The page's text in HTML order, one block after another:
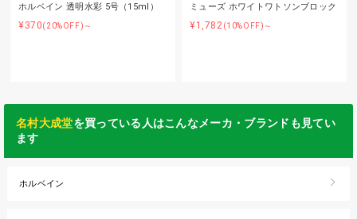
ホルベイン 透明水彩 5号（15ml）
¥370(20%OFF)～
ミューズ ホワイトワトソンブロック
¥1,782 (10%OFF)～
名村大成堂を買っている人はこんなメーカ・ブランドも見てい
ます
ホルベイン